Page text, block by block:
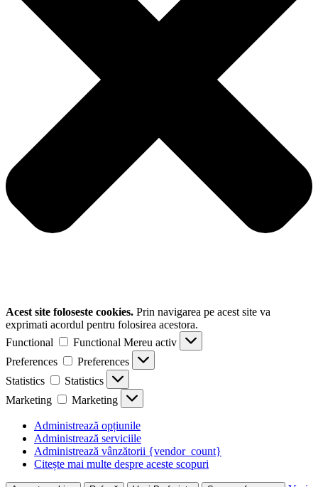
Acest site foloseste cookies. Prin navigarea pe acest site va
exprimati acordul pentru folosirea acestora.
Functional
Functional Mereu activ
Preferences
Preferences
Statistics
Statistics
Marketing
Marketing
Administrează opțiunile
Administrează serviciile
Administrează vânzătorii {vendor_count}
Citește mai multe despre aceste scopuri